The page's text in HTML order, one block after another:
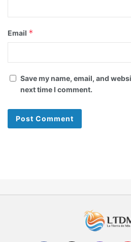
Email *
Save my name, email, and
next time I comment.